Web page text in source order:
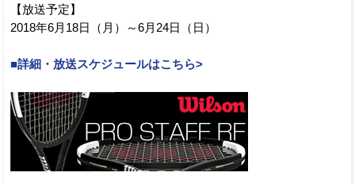
【放送予定】
2018年6月18日（月）～6月24日（日）
■詳細・放送スケジュールはこちら>